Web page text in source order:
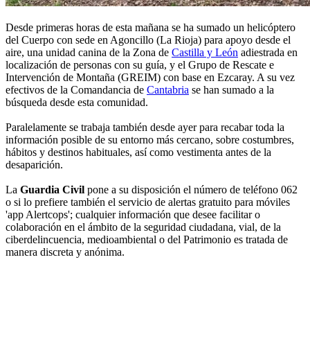
Desde primeras horas de esta mañana se ha sumado un helicóptero
del Cuerpo con sede en Agoncillo (La Rioja) para apoyo desde el
aire, una unidad canina de la Zona de Castilla y León adiestrada en
localización de personas con su guía, y el Grupo de Rescate e
Intervención de Montaña (GREIM) con base en Ezcaray. A su vez
efectivos de la Comandancia de Cantabria se han sumado a la
búsqueda desde esta comunidad.
Paralelamente se trabaja también desde ayer para recabar toda la
información posible de su entorno más cercano, sobre costumbres,
hábitos y destinos habituales, así como vestimenta antes de la
desaparición.
La Guardia Civil pone a su disposición el número de teléfono 062
o si lo prefiere también el servicio de alertas gratuito para móviles
'app Alertcops'; cualquier información que desee facilitar o
colaboración en el ámbito de la seguridad ciudadana, vial, de la
ciberdelincuencia, medioambiental o del Patrimonio es tratada de
manera discreta y anónima.